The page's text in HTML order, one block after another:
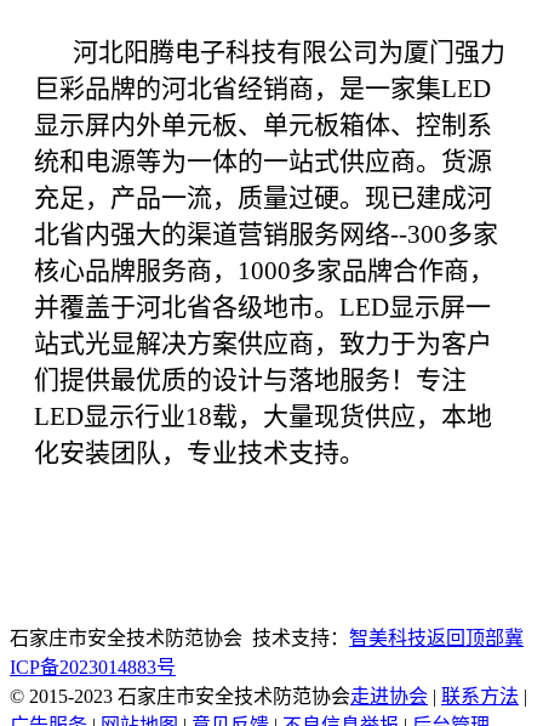
河北阳腾电子科技有限公司为厦门强力
巨彩品牌的河北省经销商，是一家集LED
显示屏内外单元板、单元板箱体、控制系
统和电源等为一体的一站式供应商。货源
充足，产品一流，质量过硬。现已建成河
北省内强大的渠道营销服务网络--300多家
核心品牌服务商，1000多家品牌合作商，
并覆盖于河北省各级地市。LED显示屏一
站式光显解决方案供应商，致力于为客户
们提供最优质的设计与落地服务！专注
LED显示行业18载，大量现货供应，本地
化安装团队，专业技术支持。
石家庄市安全技术防范协会 技术支持： 智美科技返回顶部冀
ICP备2023014883号
© 2015-2023 石家庄市安全技术防范协会走进协会 | 联系方法 |